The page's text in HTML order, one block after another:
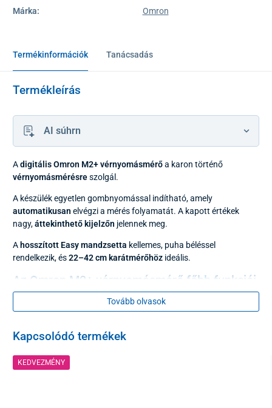
Márka:
Omron
Termékinformációk Tanácsadás
Termékleírás
AI súhrn
Adigitális Omron M2+ vérnyomásmérőa karon történő
vérnyomásmérésreszolgál.
A készülék egyetlen gombnyomással indítható, amely
automatikusan elvégzi a mérés folyamatát. A kapott értékek
nagy,áttekinthető kijelzőn jelennek meg.
A hosszított Easy mandzsetta kellemes, puha béléssel
rendelkezik, és22–42 cm karátmérőhöz ideális.
Az Omron M2+ vérnyomásmérő főbb funkciói
– intelligens mandzsettafelfújási rendszer,
Testmozgás-érzékelés mérés közben
Tovább olvasok
Kapcsolódó termékek
KEDVEZMÉNY